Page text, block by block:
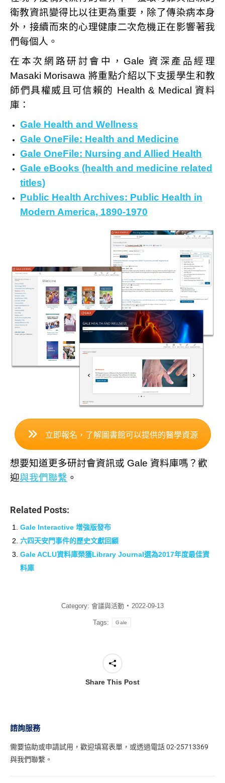
衛教資訊變得比以往更為重要，除了傳染病本身
外，接續而來的心理健康二次危機正在影響著我
們每個人。
在本次網路研討會中，Gale 資深產品經理
Masaki Morisawa 將重點介紹以下支援學生和教
師們具權威且可信賴的 Health & Medical 資料
庫：
Gale Health and Wellness
Gale OneFile: Health and Medicine
Gale OneFile: Nursing and Allied Health
Gale eBooks (health and medicine related
titles)
Public Health Archives: Public Health in
Modern America, 1890-1970
立即報名，了解圖書館可以提供的醫學資源
想要知道更多研討會資訊或 Gale 資料庫嗎？歡
迎與我們聯繫 。
Related Posts:
Gale Interactive 增強版發布
六四天安門事件的歷史文獻回顧
Gale ACLU資料庫榮獲Library Journal選為2017年度最佳資
料庫
Category: 會議與活動 2022-09-13
Tags: Gale
Share This Post
諮詢服務
需要協助或申請試用， 歡迎填寫表單 ，或透過電話 02-25713369
與我們聯繫。